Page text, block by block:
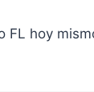
FL hoy